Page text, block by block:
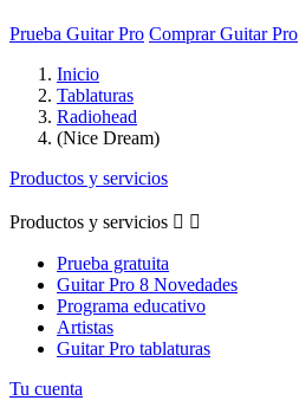
Prueba Guitar Pro Comprar Guitar Pro
Inicio
Tablaturas
Radiohead
(Nice Dream)
Productos y servicios
Productos y servicios  
Prueba gratuita
Guitar Pro 8 Novedades
Programa educativo
Artistas
Guitar Pro tablaturas
Tu cuenta